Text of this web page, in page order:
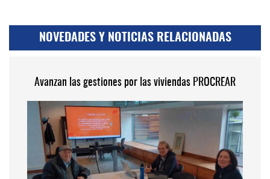
NOVEDADES Y NOTICIAS RELACIONADAS
Avanzan las gestiones por las viviendas PROCREAR